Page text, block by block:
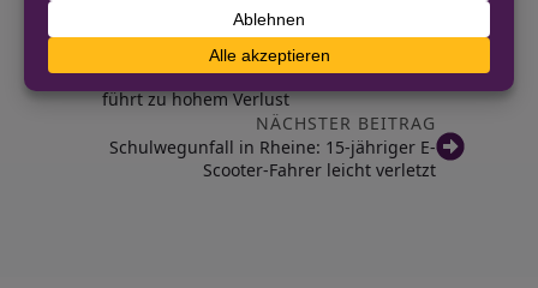
VORHERIGER BEITRAG
Recke: Betrug durch falsche Bankmitarbeiter
führt zu hohem Verlust
NÄCHSTER BEITRAG
Schulwegunfall in Rheine: 15-jähriger E-
Scooter-Fahrer leicht verletzt